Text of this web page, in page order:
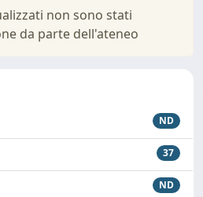
non sono stati
da parte dell'ateneo
ND
37
ND